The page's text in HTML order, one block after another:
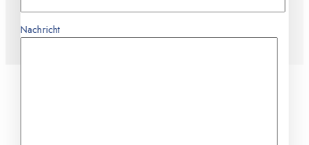
Nachricht